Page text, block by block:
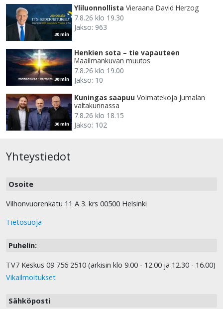
30 min
Yliluonnollista Vieraana David Herzog
7.8.26 klo 19.30
Jakso: 963
30 min
Henkien sota – tie vapauteen
Maailmankuvan muutos
7.8.26 klo 19.00
Jakso: 10
30 min
Kuningas saapuu Voimatekoja Jumalan
valtakunnassa
7.8.26 klo 18.15
Jakso: 102
Yhteystiedot
Osoite
Vilhonvuorenkatu 11 A 3. krs 00500 Helsinki
Tietosuoja
Puhelin:
TV7 Keskus 09 756 2510 (arkisin klo 9.00 - 12.00 ja 12.30 - 16.00)
Vikailmoitukset
Sähköposti